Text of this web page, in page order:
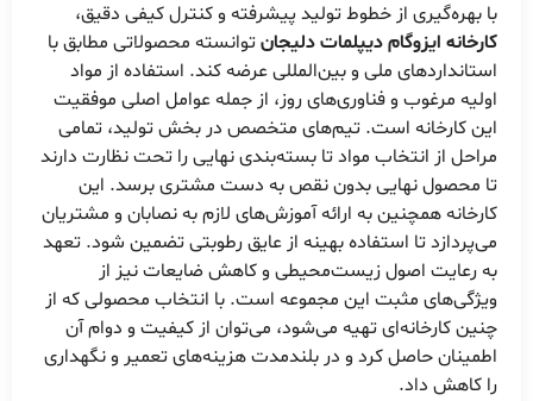
با بهره‌گیری از خطوط تولید پیشرفته و کنترل کیفی دقیق،
کارخانه ایزوگام دیپلمات دلیجانتوانسته محصولاتی مطابق با
استانداردهای ملی و بین‌المللی عرضه کند. استفاده از مواد
اولیه مرغوب و فناوری‌های روز، از جمله عوامل اصلی موفقیت
این کارخانه است. تیم‌های متخصص در بخش تولید، تمامی
مراحل از انتخاب مواد تا بسته‌بندی نهایی را تحت نظارت دارند
تا محصول نهایی بدون نقص به دست مشتری برسد. این
کارخانه همچنین به ارائه آموزش‌های لازم به نصابان و مشتریان
می‌پردازد تا استفاده بهینه از عایق رطوبتی تضمین شود. تعهد
به رعایت اصول زیست‌محیطی و کاهش ضایعات نیز از
ویژگی‌های مثبت این مجموعه است. با انتخاب محصولی که از
چنین کارخانه‌ای تهیه می‌شود، می‌توان از کیفیت و دوام آن
اطمینان حاصل کرد و در بلندمدت هزینه‌های تعمیر و نگهداری
را کاهش داد.